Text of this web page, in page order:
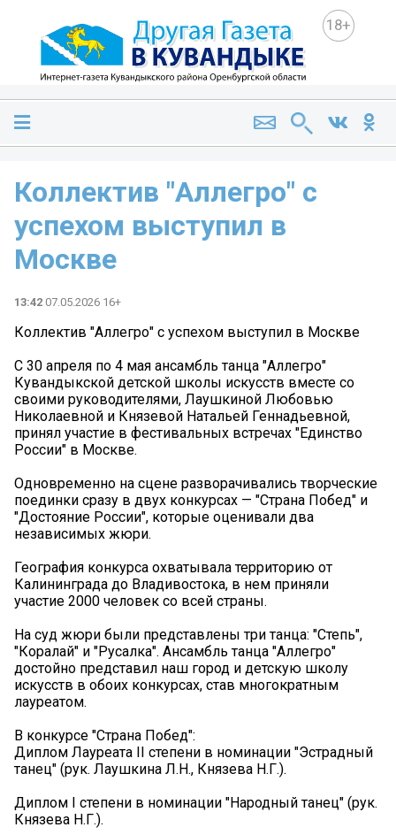
18+
Коллектив "Аллегро" с
успехом выступил в
Москве
13:42 07.05.2026 16+
Коллектив "Аллегро" с успехом выступил в Москве
С 30 апреля по 4 мая ансамбль танца "Аллегро"
Кувандыкской детской школы искусств вместе со
своими руководителями, Лаушкиной Любовью
Николаевной и Князевой Натальей Геннадьевной,
принял участие в фестивальных встречах "Единство
России" в Москве.
Одновременно на сцене разворачивались творческие
поединки сразу в двух конкурсах — "Страна Побед" и
"Достояние России", которые оценивали два
независимых жюри.
География конкурса охватывала территорию от
Калининграда до Владивостока, в нем приняли
участие 2000 человек со всей страны.
На суд жюри были представлены три танца: "Степь",
"Коралай" и "Русалка". Ансамбль танца "Аллегро"
достойно представил наш город и детскую школу
искусств в обоих конкурсах, став многократным
лауреатом.
В конкурсе "Страна Побед":
Диплом Лауреата II степени в номинации "Эстрадный
танец" (рук. Лаушкина Л.Н., Князева Н.Г.).
Диплом I степени в номинации "Народный танец" (рук.
Князева Н.Г.).